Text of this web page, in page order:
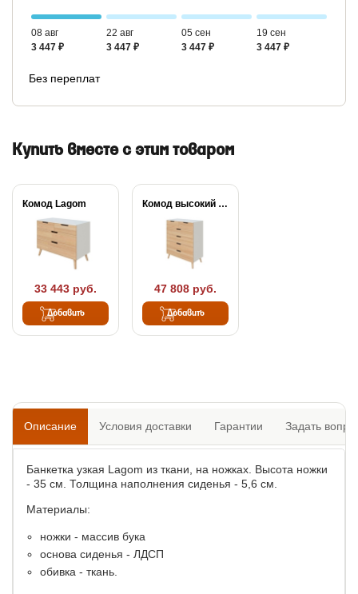
08 авг
3 447 ₽
22 авг
3 447 ₽
05 сен
3 447 ₽
19 сен
3 447 ₽
Без переплат
Купить вместе с этим товаром
Комод Lagom
33 443 руб.
Добавить
Комод высокий Lagom
47 808 руб.
Добавить
Описание Условия доставки Гарантии Задать
Банкетка узкая Lagom из ткани, на ножках. Высота ножки
- 35 см. Толщина наполнения сиденья - 5,6 см.
Материалы:
ножки - массив бука
основа сиденья - ЛДСП
обивка - ткань.